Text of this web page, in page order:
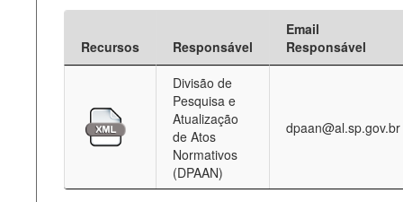
Recursos Responsável
Email
Responsável
Divisão de
Pesquisa e
Atualização
de Atos
Normativos
(DPAAN)
dpaan@al.sp.gov.br